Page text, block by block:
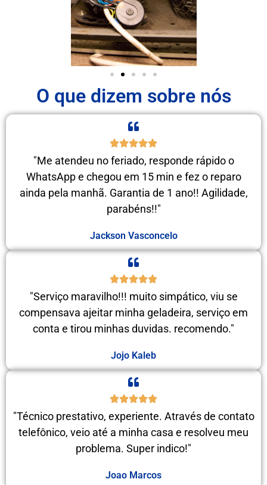
O que dizem sobre nós
"Me atendeu no feriado, responde rápido o
WhatsApp e chegou em 15 min e fez o reparo
ainda pela manhã. Garantia de 1 ano!! Agilidade,
parabéns!!"
Jackson Vasconcelo
"Serviço maravilho!!! muito simpático, viu se
compensava ajeitar minha geladeira, serviço em
conta e tirou minhas duvidas. recomendo."
Jojo Kaleb
"Técnico prestativo, experiente. Através de contato
telefônico, veio até a minha casa e resolveu meu
problema. Super indico!"
Joao Marcos